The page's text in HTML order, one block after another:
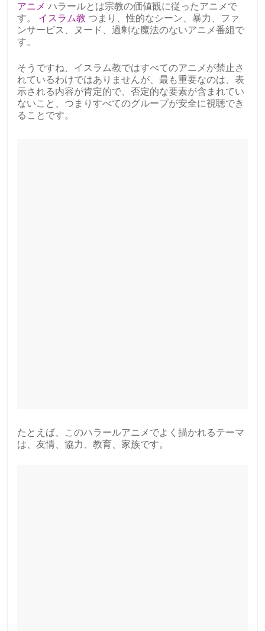
アニメ ハラールとは宗教の価値観に従ったアニメで
す。 イスラム教 つまり、性的なシーン、暴力、ファ
ンサービス、ヌード、過剰な魔法のないアニメ番組で
す。
そうですね、イスラム教ではすべてのアニメが禁止さ
れているわけではありませんが、最も重要なのは、表
示される内容が肯定的で、否定的な要素が含まれてい
ないこと、つまりすべてのグループが安全に視聴でき
ることです。
たとえば、このハラールアニメでよく描かれるテーマ
は、友情、協力、教育、家族です。